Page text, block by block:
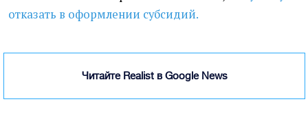
отказать в оформлении субсидий.
Читайте Realist в Google News